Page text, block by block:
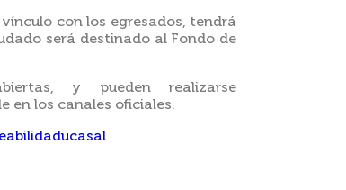
con los egresados, tendrá
será destinado al Fondo de
y pueden realizarse
en los canales oficiales.